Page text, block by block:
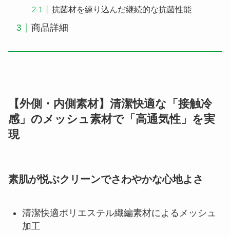
抗菌材を練り込んだ継続的な抗菌性能
商品詳細
【外側・内側素材】清潔快適な「接触冷
感」のメッシュ素材で「高通気性」を実
現
素肌が悦ぶクリーンでさわやかな心地よさ
清潔快適ポリエステル織編素材によるメッシュ
加工